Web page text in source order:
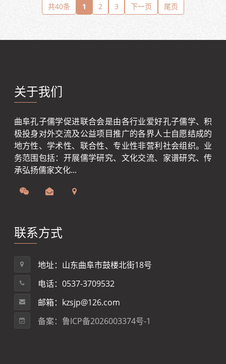
共40条 1 2 3 下一页 尾页
关于我们
曲阜孔子儒学促进联合会是由各行业爱好孔子儒学、积
极投身对外交流及公益项目推广的各界人士自愿结成的
地方性、学术性、联合性、专业性非营利社会组织。业
务范围包括：开展儒学研究、文化交流、家谱研究、传
承弘扬儒家文化...
联系方式
地址：山东曲阜市鼓楼北街18号
电话：0537-3709532
邮箱：kzsjp@126.com
备案：鲁ICP备2026003374号-1